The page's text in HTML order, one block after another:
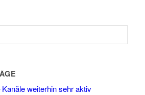
weiterhin sehr aktiv